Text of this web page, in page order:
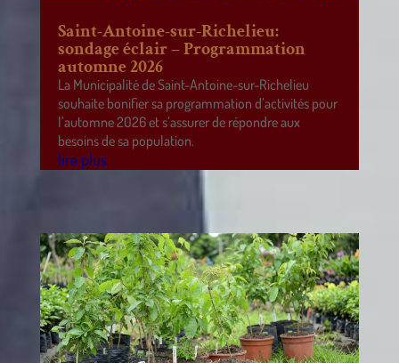
Saint-Antoine-sur-Richelieu:
sondage éclair – Programmation
automne 2026
La Municipalité de Saint-Antoine-sur-Richelieu
souhaite bonifier sa programmation d’activités pour
l’automne 2026 et s’assurer de répondre aux
besoins de sa population.
lire plus